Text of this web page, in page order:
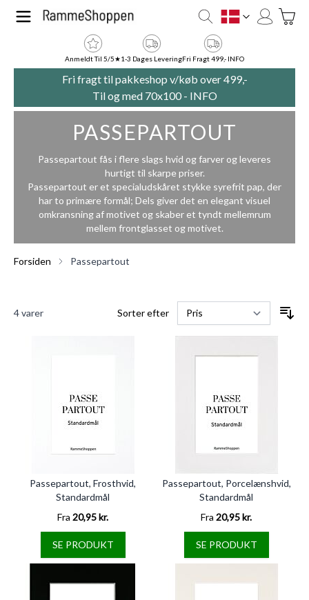
Skip to Content
DK
Anmeldt Til 5/5★1-3 Dages LeveringFri Fragt 499,- INFO
Fri fragt til pakkeshop v/køb over 499,-
Til og med 70x100 - INFO
PASSEPARTOUT
Passepartout fås i flere slags hvid og farver og leveres
hurtigt til skarpe priser.
Passepartout er et specialudskåret stykke syrefrit pap, der
har to primære formål; Dels giver det en elegant visuel
omkransning af motivet og skaber et tyndt mellemrum
mellem frontglasset og motivet.
Forsiden Passepartout
4varer Sorter efter
Passepartout, Frosthvid,
Standardmål
Fra 20,95 kr.
SE PRODUKT
Passepartout, Porcelænshvid,
Standardmål
Fra 20,95 kr.
SE PRODUKT